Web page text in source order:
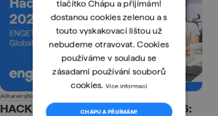
AI Kariéra Novinky
HACKATHON ENGETO & KBC 2026:
tlačítko Chápu a přijímám!
dostanou cookies zelenou a s
touto vyskakovací lištou už
nebudeme otravovat. Cookies
používáme v souladu se
zásadami používání souborů
cookies.Více informací
CHÁPU A PŘIJÍMÁM!